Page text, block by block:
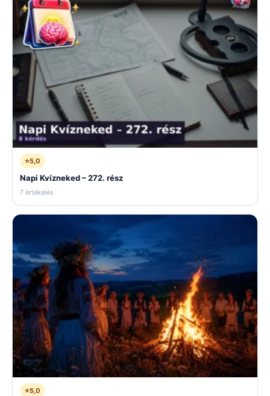
⭐5,0
Napi Kvízneked – 272. rész
7 értékelés
⭐5,0